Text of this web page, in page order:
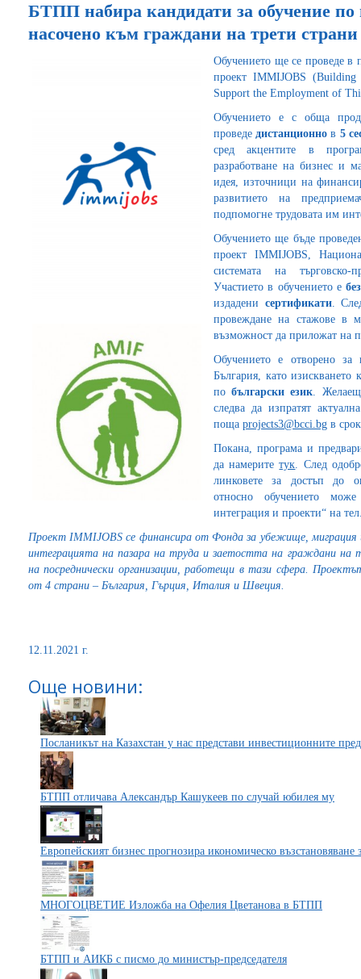
БТПП набира кандидати за обучение по
насочено към граждани на трети страни
Обучението ще се проведе в
проект IMMIJOBS
Support the Employment of
Обучението е с обща
проведедистанционно в 5
сред акцентите в
разработване на бизнес и
идея, източници на
развитието на
подпомогне трудовата им
Обучението ще бъде
проект IMMIJOBS,
системата на търговско-
Участието в обучението е
издадени сертификати.
провеждане на стажове в
възможност да приложат на
Обучението е отворено
България, като
побългарски език.
следва да изпратят
поща projects3@bcci.bg в
Покана, програма и
да намеритетук. След
линковете за достъп до
относно обучението
интеграция и проекти“ на
Проект IMMIJOBS се финансира от Фонда за убежище,
интеграцията на пазара на труда и заетостта на граждани на
на посреднически организации, работещи в тази сфера.
от 4 страни – България, Гърция, Италия и Швеция.
12.11.2021 г.
Още новини:
Посланикът на Казахстан у нас представи инвестиционните
БТПП отличава Александър Кашукеев по случай юбилея му
Европейският бизнес прогнозира икономическо възстановяване
МНОГОЦВЕТИЕ Изложба на Офелия Цветанова в БТПП
БТПП и АИКБ с писмо до министър-председателя